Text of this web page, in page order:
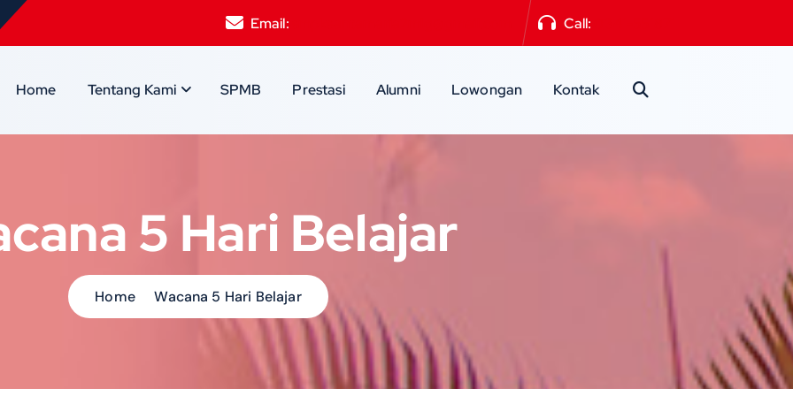
Email: Call:
Home Tentang Kami SPMB Prestasi Alumni Lowongan Kontak
5 Hari Belajar
Home Wacana 5 Hari Belajar